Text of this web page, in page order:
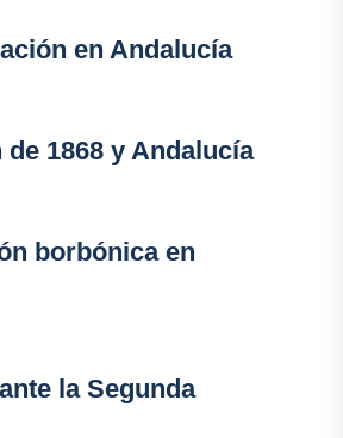
en Andalucía
1868 y Andalucía
borbónica en
la Segunda